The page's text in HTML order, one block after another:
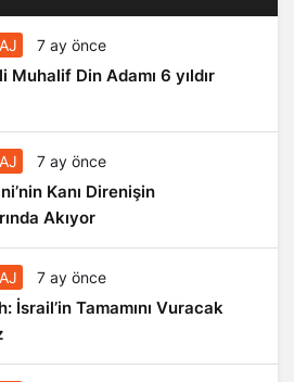
7 ay önce
Muhalif Din Adamı 6 yıldır
7 ay önce
Kanı Direnişin
Akıyor
7 ay önce
İsrail’in Tamamını Vuracak